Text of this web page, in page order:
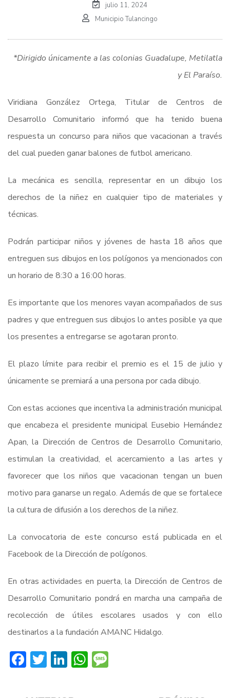
julio 11, 2024
Municipio Tulancingo
*Dirigido únicamente a las colonias Guadalupe, Metilatla
y El Paraíso.
Viridiana González Ortega, Titular de Centros de
Desarrollo Comunitario informó que ha tenido buena
respuesta un concurso para niños que vacacionan a través
del cual pueden ganar balones de futbol americano.
La mecánica es sencilla, representar en un dibujo los
derechos de la niñez en cualquier tipo de materiales y
técnicas.
Podrán participar niños y jóvenes de hasta 18 años que
entreguen sus dibujos en los polígonos ya mencionados con
un horario de 8:30 a 16:00 horas.
Es importante que los menores vayan acompañados de sus
padres y que entreguen sus dibujos lo antes posible ya que
los presentes a entregarse se agotaran pronto.
El plazo límite para recibir el premio es el 15 de julio y
únicamente se premiará a una persona por cada dibujo.
Con estas acciones que incentiva la administración municipal
que encabeza el presidente municipal Eusebio Hernández
Apan, la Dirección de Centros de Desarrollo Comunitario,
estimulan la creatividad, el acercamiento a las artes y
favorecer que los niños que vacacionan tengan un buen
motivo para ganarse un regalo. Además de que se fortalece
la cultura de difusión a los derechos de la niñez.
La convocatoria de este concurso está publicada en el
Facebook de la Dirección de polígonos.
En otras actividades en puerta, la Dirección de Centros de
Desarrollo Comunitario pondrá en marcha una campaña de
recolección de útiles escolares usados y con ello
destinarlos a la fundación AMANC Hidalgo.
Facebook
Twitter
LinkedIn
WhatsApp